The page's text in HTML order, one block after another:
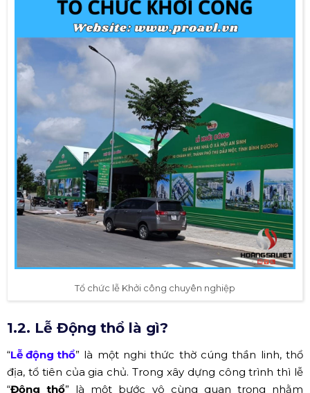
Tổ chức lễ Khởi công chuyên nghiệp
1.2. Lễ Động thổ là gì?
“Lễ động thổ” là một nghi thức thờ cúng thần linh, thổ
địa, tổ tiên của gia chủ. Trong xây dựng công trình thì lễ
“Động thổ” là một bước vô cùng quan trọng nhằm